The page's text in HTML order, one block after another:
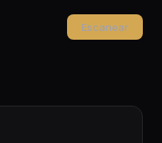
Escanear